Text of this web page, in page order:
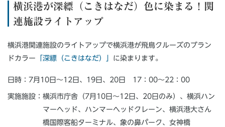
横浜港が深縹（こきはなだ）色に染まる！関
連施設ライトアップ
横浜港関連施設のライトアップで横浜港が飛鳥クルーズのブラン
ドカラー 「深縹（こきはなだ）」 に染まります。
日時：7月10日～12日、19日、20日 17：00～22：00
実施施設：横浜市庁舎（7月10日～12日、20日のみ）、横浜ハン
マーヘッド、ハンマーヘッドクレーン、横浜港大さん
橋国際客船ターミナル、象の鼻パーク、女神橋